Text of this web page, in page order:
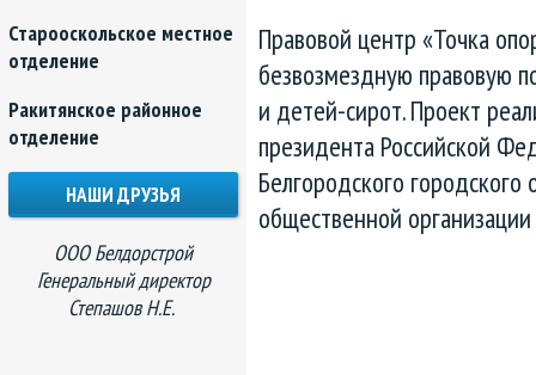
Правовой центр «Точка
безвозмездную правовую
и детей-сирот. Проект
президента Российской
Белгородского
общественной
Старооскольское местное
отделение
Ракитянское районное
отделение
НАШИ ДРУЗЬЯ
ООО Белдорстрой
Генеральный директор
Степашов Н.Е.